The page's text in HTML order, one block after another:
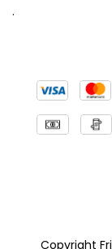
.
Copyright